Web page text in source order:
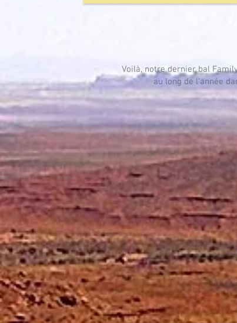
Voilà, notre dernier bal
au long de l'année